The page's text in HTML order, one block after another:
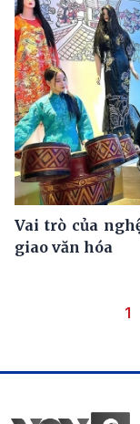
Vai trò của
giao văn hóa
1